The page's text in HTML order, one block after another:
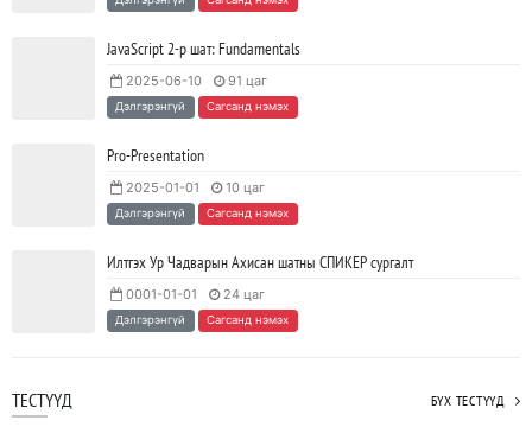
байгуулагдлаа.
2023/05/15 SHARE
Java VS Python: Аль хэлийг түрүүлж сурах вэ?
Ажил дээрээ сайн найзтай байх нь ажлын бүтээмж
нэмэгдүүлж, тогтвортой ажиллах суурь болдог
2023/04/25 SHARE
JavaScript 2-р шат: Fundamentals
2025-06-10 91 цаг
Дэлгэрэнгүй Сагсанд нэмэх
Pro-Presentation
2025-01-01 10 цаг
Дэлгэрэнгүй Сагсанд нэмэх
Илтгэх Ур Чадварын Ахисан шатны СПИКЕР сургалт
0001-01-01 24 цаг
Дэлгэрэнгүй Сагсанд нэмэх
ТЕСТҮҮД БҮХ ТЕСТҮҮД